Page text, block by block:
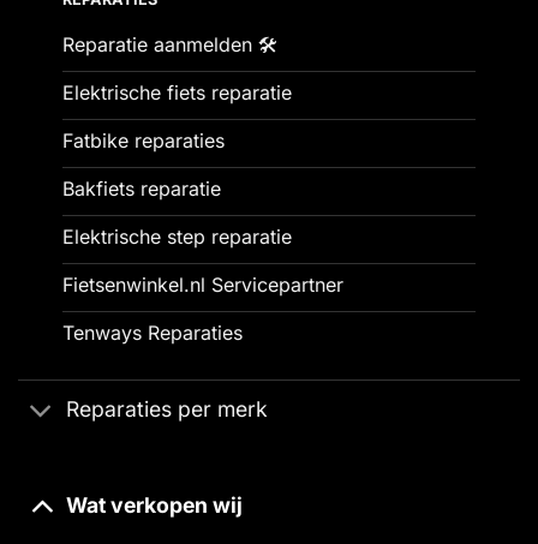
Reparatie aanmelden 🛠️
Elektrische fiets reparatie
Fatbike reparaties
Bakfiets reparatie
Elektrische step reparatie
Fietsenwinkel.nl Servicepartner
Tenways Reparaties
Reparaties per merk
Wat verkopen wij